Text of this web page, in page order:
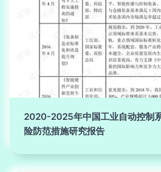
2020-2025年中国工业自动控制
险防范措施研究报告